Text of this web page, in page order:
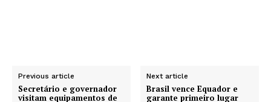
Previous article
Secretário e governador
visitam equipamentos de
Next article
Brasil vence Equador e
garante primeiro lugar